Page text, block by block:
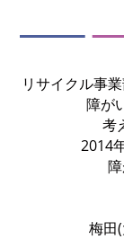
リサイクル事
障が
考
2014
梅田